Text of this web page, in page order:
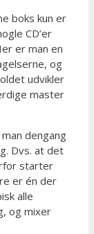
boks kun er
CD’er
er man en
og
udvikler
master
dengang
Dvs. at det
starter
er én der
alle
og mixer